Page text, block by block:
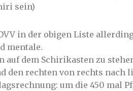
sein)
in der obigen Liste
mentale.
dem Schirikasten zu
den rechten von rechts nach
um die 450 mal